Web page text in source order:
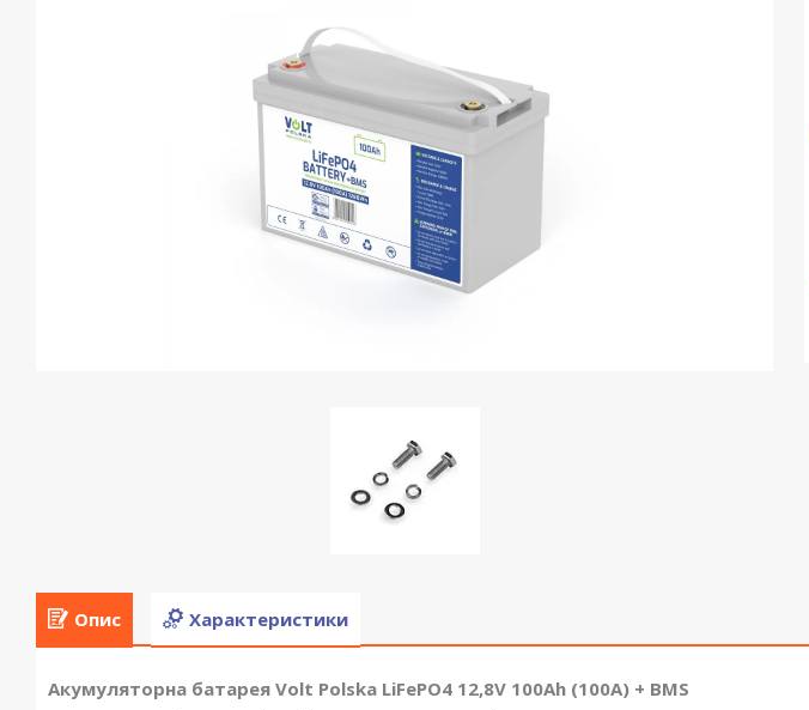
Опис Характеристики
Акумуляторна батарея Volt Polska LiFePO4 12,8V 100Ah (100А) + BMS